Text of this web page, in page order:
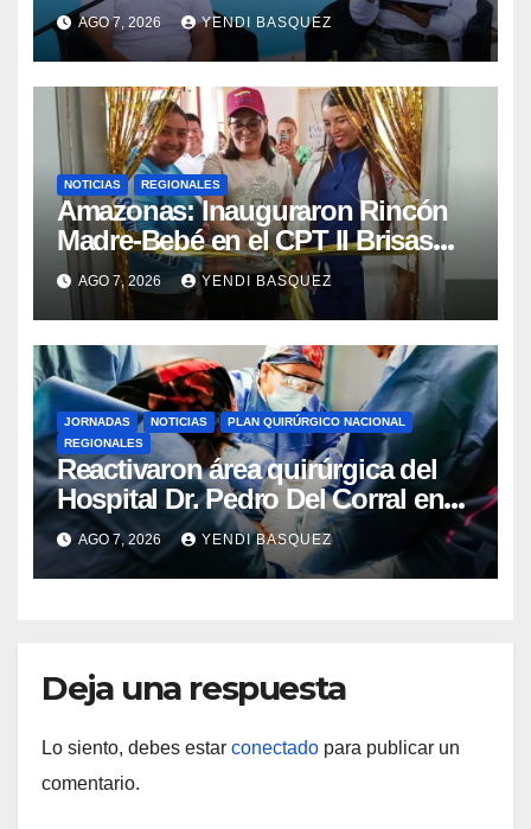
la reinauguración del CDI La Mora
AGO 7, 2026 YENDI BASQUEZ
NOTICIAS REGIONALES
​Amazonas: Inauguraron Rincón
Madre-Bebé en el CPT II Brisas
del Aeropuerto ​Inauguraron
Rincón
AGO 7, 2026 YENDI BASQUEZ
JORNADAS NOTICIAS
PLAN QUIRÚRGICO NACIONAL
REGIONALES
Reactivaron área quirúrgica del
Hospital Dr. Pedro Del Corral en
Guárico
AGO 7, 2026 YENDI BASQUEZ
Deja una respuesta
Lo siento, debes estar conectado para publicar un
comentario.